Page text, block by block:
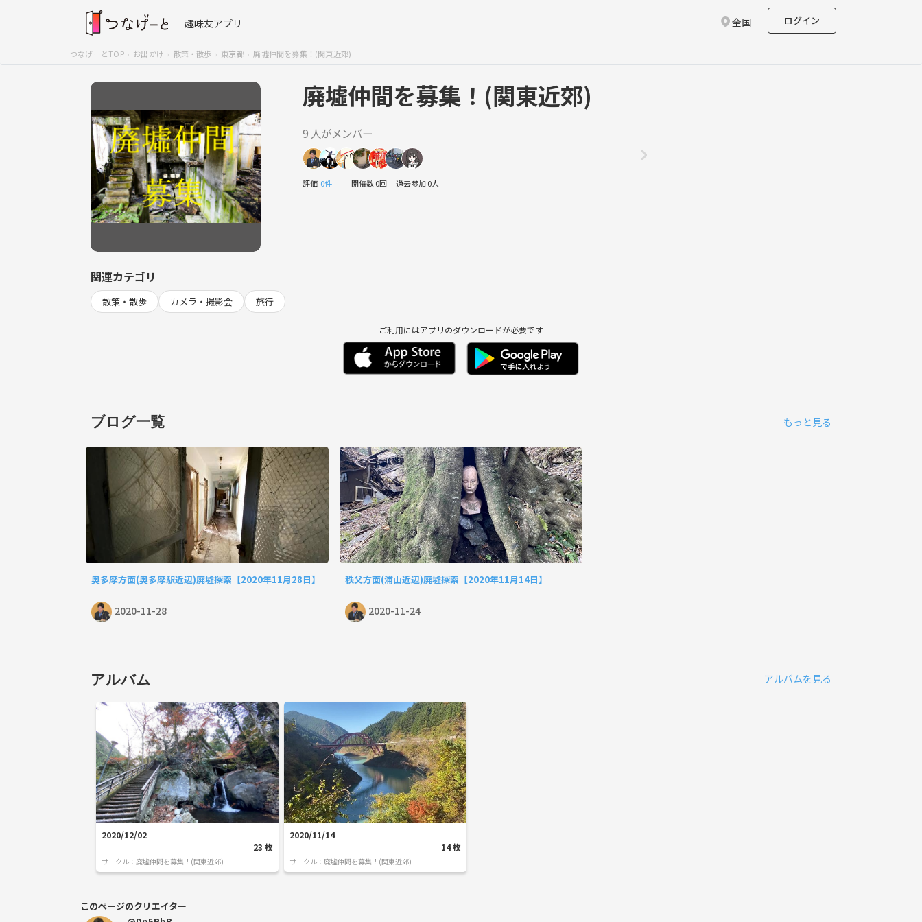
趣味友アプリ 全国 ログイン
つなげーとTOP お出かけ 散策・散歩 東京都 廃墟仲間を募集！(関東近郊)
廃墟仲間を募集！(関東近郊)
9 人がメンバー
評価 0件 開催数 0回 過去参加 0人
関連カテゴリ
散策・散歩 カメラ・撮影会 旅行
ご利用にはアプリのダウンロードが必要です
ブログ一覧 もっと見る
奥多摩方面(奥多摩駅近辺)廃墟探索【2020年11月28日】
2020-11-28
秩父方面(浦山近辺)廃墟探索【2020年11月14日】
2020-11-24
アルバム アルバムを見る
2020/12/02
23 枚
サークル： 廃墟仲間を募集！(関東近郊)
2020/11/14
14枚
サークル： 廃墟仲間を募集！(関東近郊)
このページのクリエイター